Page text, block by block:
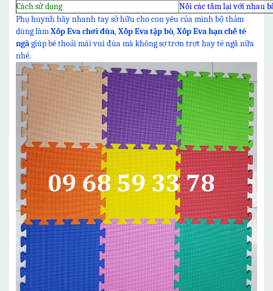
Cách sử dụng
Nối các tấm lại với nhau
Phụ huynh hãy nhanh tay sở hữu cho con yêu của mình bộ thảm
dùng làmXốp Eva chơi đùa,Xốp Eva tập bò,Xốp Eva hạn chế té
ngãgiúp bé thoải mái vui đùa mà không sợ trơn trợt hay té ngã nữa
nhé.